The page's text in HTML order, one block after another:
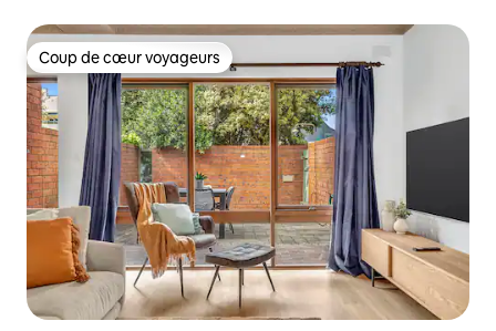
Coup de cœur voyageurs
Coup de cœur voyageurs